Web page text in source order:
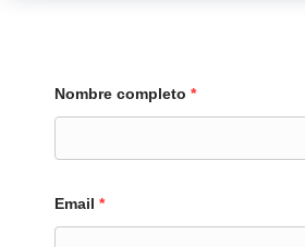
Nombre completo *
Email *